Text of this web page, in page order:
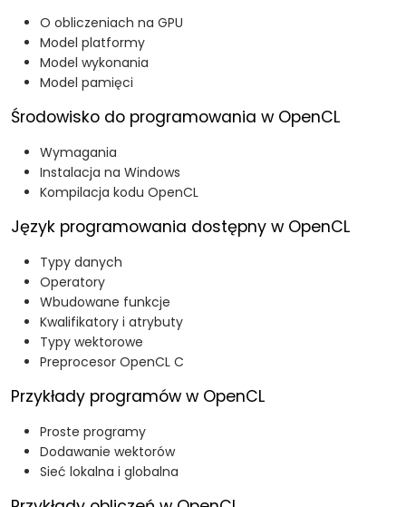
O obliczeniach na GPU
Model platformy
Model wykonania
Model pamięci
Środowisko do programowania w OpenCL
Wymagania
Instalacja na Windows
Kompilacja kodu OpenCL
Język programowania dostępny w OpenCL
Typy danych
Operatory
Wbudowane funkcje
Kwalifikatory i atrybuty
Typy wektorowe
Preprocesor OpenCL C
Przykłady programów w OpenCL
Proste programy
Dodawanie wektorów
Sieć lokalna i globalna